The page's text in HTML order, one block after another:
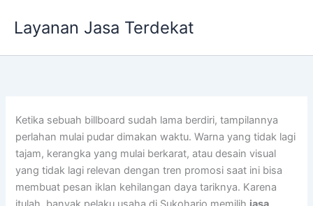
Layanan Jasa Terdekat
Ketika sebuah billboard sudah lama berdiri, tampilannya
perlahan mulai pudar dimakan waktu. Warna yang tidak lagi
tajam, kerangka yang mulai berkarat, atau desain visual
yang tidak lagi relevan dengan tren promosi saat ini bisa
membuat pesan iklan kehilangan daya tariknya. Karena